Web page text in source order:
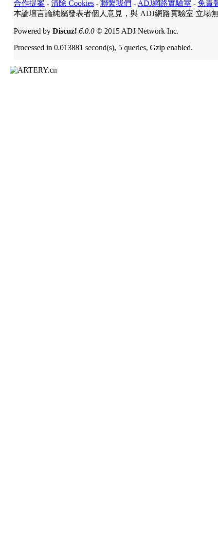
合作提案 - 清除 Cookies - 聯繫我們 - ADJ網路實驗室 - 免責
本論壇言論純屬發表者個人意見，與 ADJ網路實驗室 立場
Powered by Discuz! 6.0.0 © 2015 ADJ Network Inc.
Processed in 0.013881 second(s), 5 queries, Gzip enabled.